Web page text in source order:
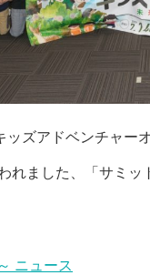
ズアドベンチャー
れました、「サミ
ニュース